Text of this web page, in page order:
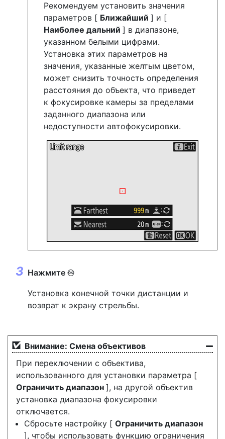
Рекомендуем установить значения
параметров [ Ближайший ] и [
Наиболее дальний ] в диапазоне,
указанном белыми цифрами.
Установка этих параметров на
значения, указанные желтым цветом,
может снизить точность определения
расстояния до объекта, что приведет
к фокусировке камеры за пределами
заданного диапазона или
недоступности автофокусировки.
Нажмите J
Установка конечной точки дистанции и
возврат к экрану стрельбы.
Внимание: Смена объективов
При переключении с объектива,
использованного для установки параметра [
Ограничить диапазон ], на другой объектив
установка диапазона фокусировки
отключается.
Сбросьте настройку [ Ограничить диапазон
], чтобы использовать функцию ограничения